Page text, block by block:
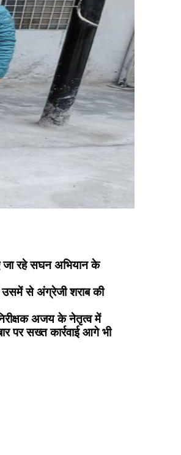
जा रहे सघन अभियान के
उसमें से अंग्रेजी शराब की
अजय के नेतृत्व में
पर सख्त कार्रवाई आगे भी